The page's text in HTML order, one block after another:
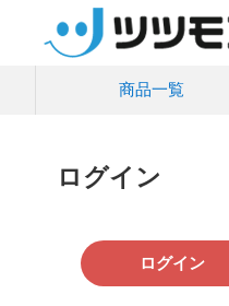
商品一覧
ログイン
ログイン